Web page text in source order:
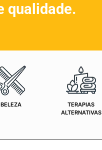
qualidade.
BELEZA
TERAPIAS
ALTERNATIVAS